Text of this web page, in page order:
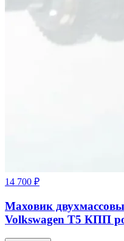
14 700 ₽
Маховик
Volkswagen T5 КПП